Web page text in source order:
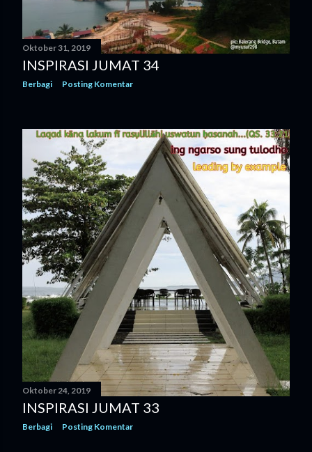
a
n
Oktober 31, 2019
INSPIRASI JUMAT 34
Berbagi Posting Komentar
Oktober 24, 2019
INSPIRASI JUMAT 33
Berbagi Posting Komentar